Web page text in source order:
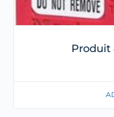
Produit